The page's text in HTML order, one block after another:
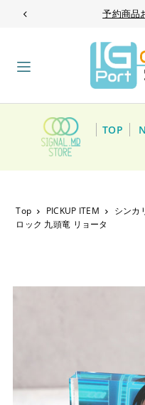
TRANSLATION MISSING:予約商品
TOP
Top PICKUP ITEM
シンカ
ロック 九頭竜 リョータ